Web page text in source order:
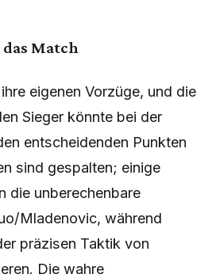
das Match
eigenen Vorzüge, und die
Sieger könnte bei der
entscheidenden Punkten
sind gespalten; einige
die unberechenbare
Mladenovic, während
präzisen Taktik von
Die wahre